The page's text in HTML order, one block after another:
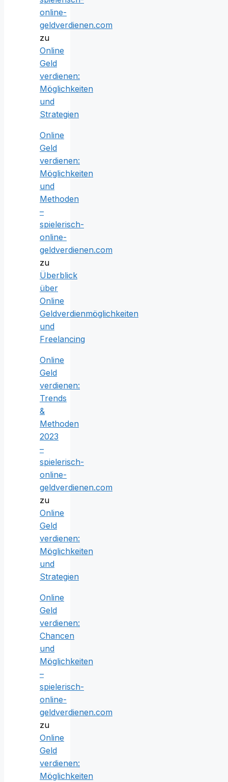
online-
geldverdienen.com
zu
Online
Geld
verdienen:
Möglichkeiten
und
Strategien
Online
Geld
verdienen:
Möglichkeiten
und
Methoden
–
spielerisch-
online-
geldverdienen.com
zu
Überblick
über
Online
Geldverdienmöglichkeiten
und
Freelancing
Online
Geld
verdienen:
Trends
&
Methoden
2023
–
spielerisch-
online-
geldverdienen.com
zu
Online
Geld
verdienen:
Möglichkeiten
und
Strategien
Online
Geld
verdienen:
Chancen
und
Möglichkeiten
–
spielerisch-
online-
geldverdienen.com
zu
Online
Geld
verdienen:
Möglichkeiten